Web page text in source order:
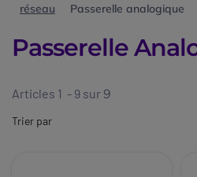
réseau
Passerelle analogique
Passerelle
Articles 1 - 9 sur 9
Trier par